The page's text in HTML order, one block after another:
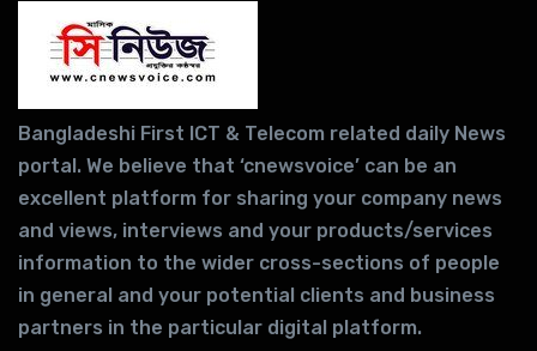
Bangladeshi First ICT & Telecom related daily News
portal. We believe that ‘cnewsvoice’ can be an
excellent platform for sharing your company news
and views, interviews and your products/services
information to the wider cross-sections of people
in general and your potential clients and business
partners in the particular digital platform.